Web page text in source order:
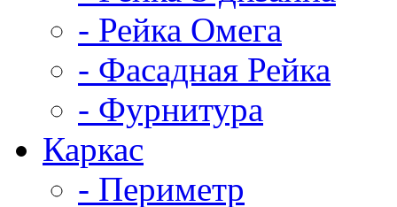
- Рейка Омега
- Фасадная Рейка
- Фурнитура
Каркас
- Периметр